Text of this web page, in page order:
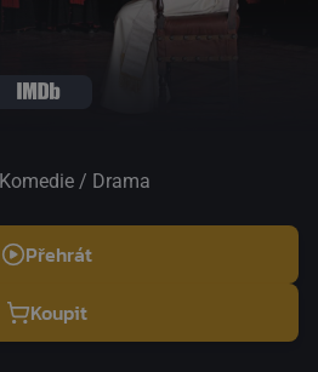
Komedie / Drama
Přehrát
Koupit